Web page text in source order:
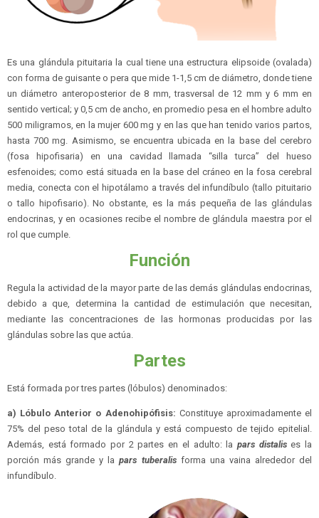
Es una glándula pituitaria la cual tiene una estructura elipsoide (ovalada)
con forma de guisante o pera que mide 1-1,5 cm de diámetro, donde tiene
un diámetro anteroposterior de 8 mm, trasversal de 12 mm y 6 mm en
sentido vertical; y 0,5 cm de ancho, en promedio pesa en el hombre adulto
500 miligramos, en la mujer 600 mg y en las que han tenido varios partos,
hasta 700 mg. Asimismo, se encuentra ubicada en la base del cerebro
(fosa hipofisaria) en una cavidad llamada “silla turca” del hueso
esfenoides; como está situada en la base del cráneo en la fosa cerebral
media, conecta con el hipotálamo a través del infundíbulo (tallo pituitario
o tallo hipofisario). No obstante, es la más pequeña de las glándulas
endocrinas, y en ocasiones recibe el nombre de glándula maestra por el
rol que cumple.
Función
Regula la actividad de la mayor parte de las demás glándulas endocrinas,
debido a que, determina la cantidad de estimulación que necesitan,
mediante las concentraciones de las hormonas producidas por las
glándulas sobre las que actúa.
Partes
Está formada por tres partes (lóbulos) denominados:
a) Lóbulo Anterior o Adenohipófisis: Constituye aproximadamente el
75% del peso total de la glándula y está compuesto de tejido epitelial.
Además, está formado por 2 partes en el adulto: la pars distalises la
porción más grande y lapars tuberalisforma una vaina alrededor del
infundíbulo.